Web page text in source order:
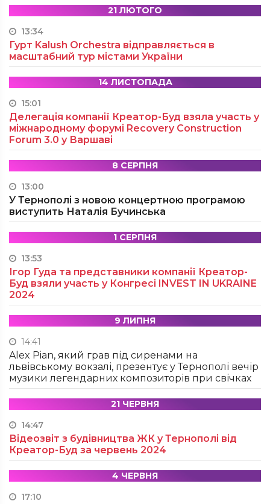
21 ЛЮТОГО
13:34
Гурт Kalush Orchestra відправляється в
масштабний тур містами України
14 ЛИСТОПАДА
15:01
Делегація компанії Креатор-Буд взяла участь у
міжнародному форумі Recovery Construction
Forum 3.0 у Варшаві
8 СЕРПНЯ
13:00
У Тернополі з новою концертною програмою
виступить Наталія Бучинська
1 СЕРПНЯ
13:53
Ігор Гуда та представники компанії Креатор-
Буд взяли участь у Конгресі INVEST IN UKRAINE
2024
9 ЛИПНЯ
14:41
Alex Pian, який грав під сиренами на
львівському вокзалі, презентує у Тернополі вечір
музики легендарних композиторів при свічках
21 ЧЕРВНЯ
14:47
Відеозвіт з будівництва ЖК у Тернополі від
Креатор-Буд за червень 2024
4 ЧЕРВНЯ
17:10